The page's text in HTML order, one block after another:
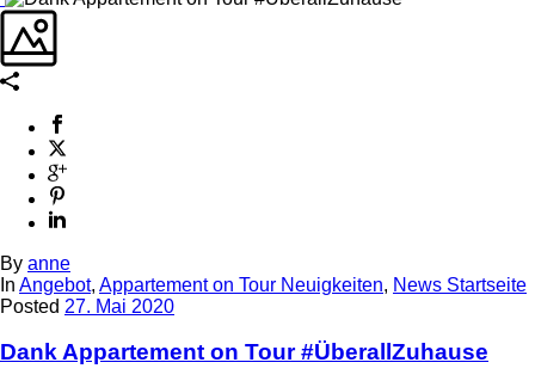
By anne
In Angebot, Appartement on Tour Neuigkeiten, News Startseite
Posted 27. Mai 2020
Dank Appartement on Tour #ÜberallZuhause